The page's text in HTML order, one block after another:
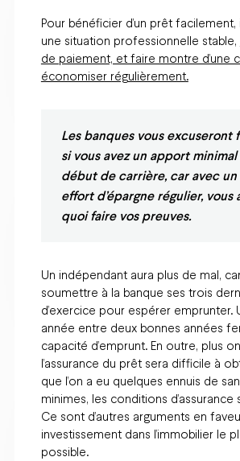
Pour bénéficier d’un prêt
une situation professionnelle stable,
de paiement, et faire montre d’une
économiser régulièrement.
Les banques vous excuseront
si vous avez un apport
début de carrière, car avec
effort d’épargne régulier, vous
quoi faire vos preuves.
Un indépendant aura plus de mal,
soumettre à la banque ses trois
d’exercice pour espérer emprunter.
année entre deux bonnes années
capacité d’emprunt. En outre, plus
l’assurance du prêt sera difficile à
que l’on a eu quelques ennuis de
minimes, les conditions d’assurance
Ce sont d’autres arguments en
investissement dans l’immobilier le
possible.